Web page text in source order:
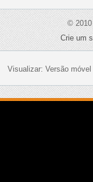
© 2010
Crie um
Visualizar: Versão móvel